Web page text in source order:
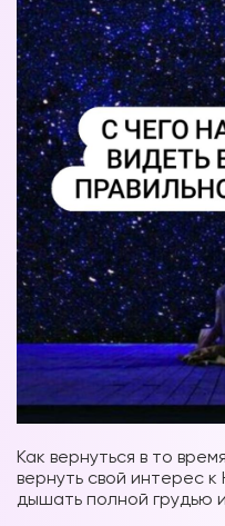
Как вернуться в то
вернуть свой интерес
дышать полной грудью